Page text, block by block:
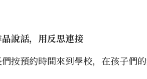
說話，用反思連接
按預約時間來到學校，在孩子們